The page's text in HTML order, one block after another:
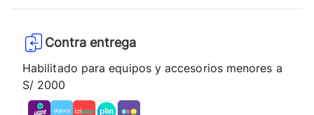
Contra entrega
Habilitado para equipos y accesorios menores a
S/ 2000